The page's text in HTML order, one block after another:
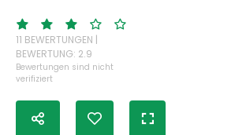
11 BEWERTUNGEN |
BEWERTUNG: 2.9
Bewertungen sind nicht
verifiziert